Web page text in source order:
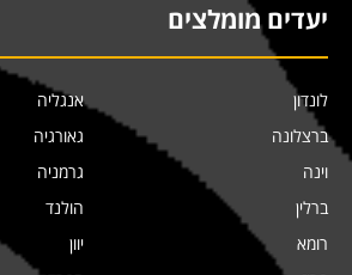
יעדים מומלצים
לונדון
ברצלונה
וינה
ברלין
רומא
אנגליה
גאורגיה
גרמניה
הולנד
יוון